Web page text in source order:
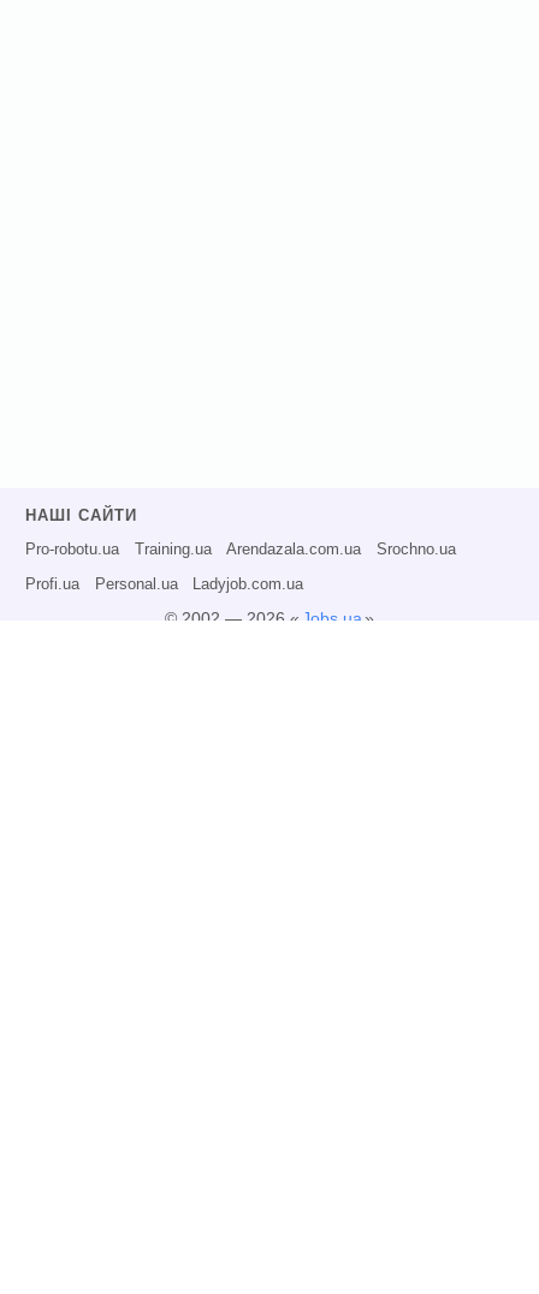
НАШІ САЙТИ
Pro-robotu.ua Training.ua Arendazala.com.ua Srochno.ua
Profi.ua Personal.ua Ladyjob.com.ua
© 2002 — 2026 « Jobs.ua»